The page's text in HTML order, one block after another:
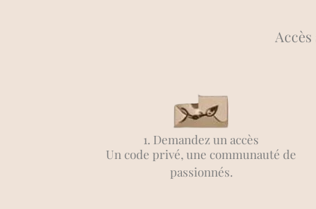
1. Demandez un accès
Un code privé, une communauté de
passionnés.